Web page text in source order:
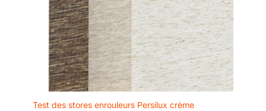
de bain, bureau. …
Ce sont des stores
de couleurs unies,
qui s’accorderont
avec tout type de
décoration. En outre,
la collection de stores
Screen Pro est idéale
pour couvrir de
Test des stores enrouleurs Persilux crème